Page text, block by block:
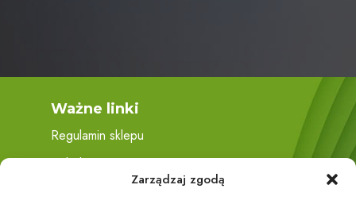
Zarządzaj zgodą
Ważne linki
Regulamin sklepu
Polityka prywatności